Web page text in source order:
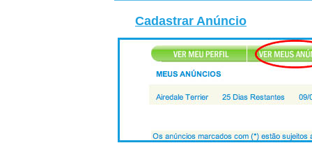
Cadastrar Anúncio